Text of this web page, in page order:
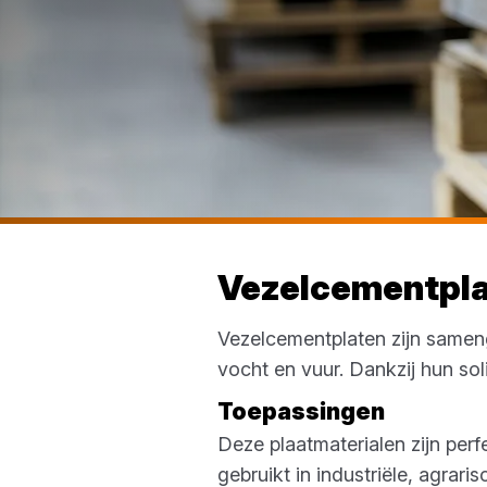
Vezelcementplaten zijn
vocht en vuur. Dankzij hun
Toepassingen
Deze plaatmaterialen zijn
gebruikt in industriële,